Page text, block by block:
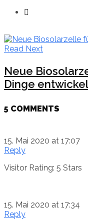
Read Next
Neue
Dinge
5 COMMENTS
15. Mai 2020 at 17:07
Reply
Visitor Rating: 5 Stars
15. Mai 2020 at 17:34
Reply